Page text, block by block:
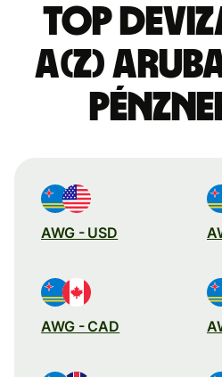
Top
a(z)
AWG - USD
AWG - CAD